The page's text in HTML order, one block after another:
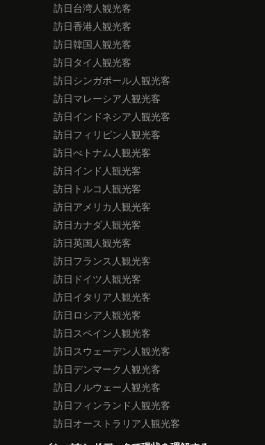
訪日台湾人観光客
訪日香港人観光客
訪日韓国人観光客
訪日タイ人観光客
訪日シンガポール人観光客
訪日マレーシア人観光客
訪日インドネシア人観光客
訪日フィリピン人観光客
訪日べトナム人観光客
訪日インド人観光客
訪日トルコ人観光客
訪日アメリカ人観光客
訪日カナダ人観光客
訪日英国人観光客
訪日フランス人観光客
訪日ドイツ人観光客
訪日イタリア人観光客
訪日ロシア人観光客
訪日スペイン人観光客
訪日スウェーデン人観光客
訪日デンマーク人観光客
訪日ノルウェー人観光客
訪日フィンランド人観光客
訪日オーストラリア人観光客